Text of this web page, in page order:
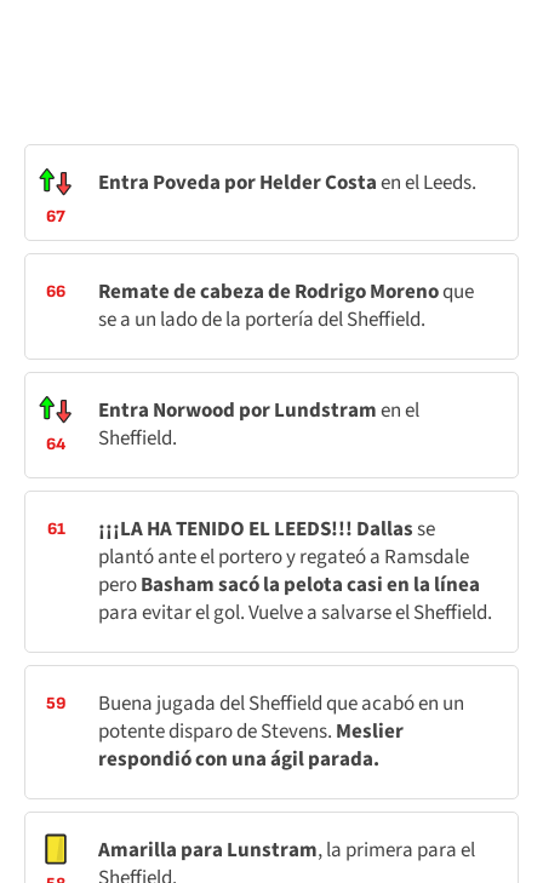
67
Entra Poveda por Helder Costaen el Leeds.
66 Remate de cabeza de Rodrigo Morenoque
se a un lado de la portería del Sheffield.
64
Entra Norwood por Lundstramen el
Sheffield.
61 ¡¡¡LA HA TENIDO EL LEEDS!!! Dallasse
plantó ante el portero y regateó a Ramsdale
peroBasham sacó la pelota casi en la línea
para evitar el gol. Vuelve a salvarse el Sheffield.
59
Buena jugada del Sheffield que acabó en un
potente disparo de Stevens. Meslier
respondió con una ágil parada.
Amarilla para Lunstram, la primera para el